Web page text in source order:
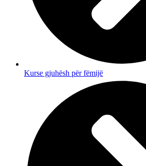
Kurse gjuhësh për fëmijë